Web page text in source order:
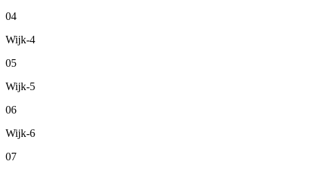
04
Wijk-4
05
Wijk-5
06
Wijk-6
07